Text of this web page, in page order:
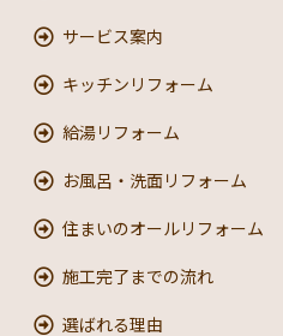
サービス案内
キッチンリフォーム
給湯リフォーム
お風呂・洗面リフォーム
住まいのオールリフォーム
施工完了までの流れ
選ばれる理由